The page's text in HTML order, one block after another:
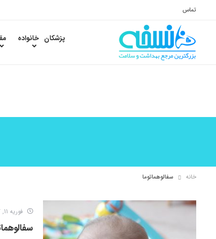
تماس
پزشکان خانواده
خانه سفالوهماتوما
فوریه 11, 2017